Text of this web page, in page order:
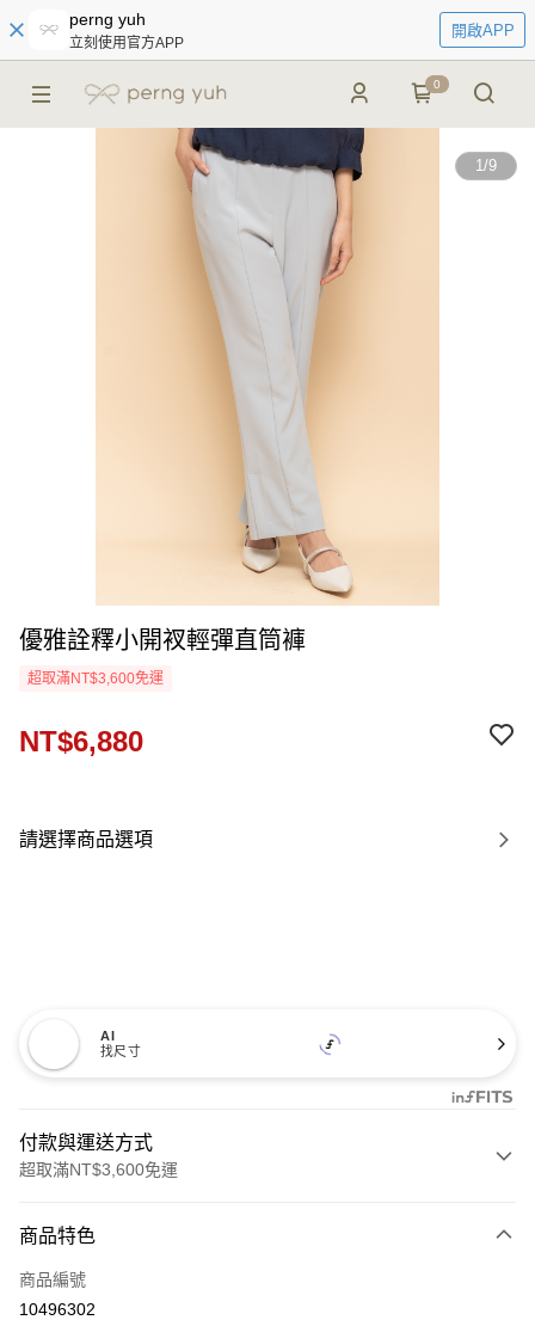
perng yuh
立刻使用官方APP
開啟APP
0
1/9
優雅詮釋小開衩輕彈直筒褲
超取滿NT$3,600免運
NT$6,880
請選擇商品選項
AI
找尺寸
付款與運送方式
超取滿NT$3,600免運
信用卡一次付款
信用卡分期付款
商品特色
商品編號
10496302